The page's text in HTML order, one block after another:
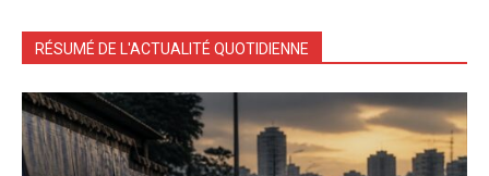
RÉSUMÉ DE L'ACTUALITÉ QUOTIDIENNE